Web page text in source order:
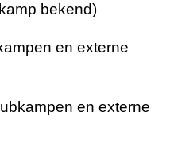
bekend)
en externe
en externe